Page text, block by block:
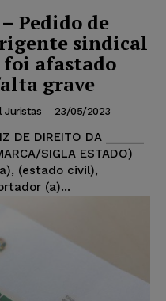
Pedido de
sindical
foi afastado
grave
Juristas - 23/05/2023
DE DIREITO DA ______
SIGLA ESTADO)
(estado civil),
(a)...